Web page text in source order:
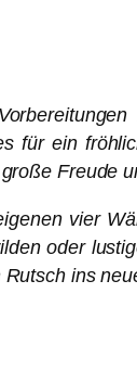
für ein
Freude
vier
oder
ins